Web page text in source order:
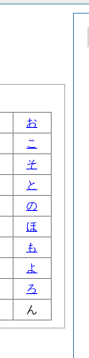
お
こ
そ
と
の
ほ
も
よ
ろ
ん